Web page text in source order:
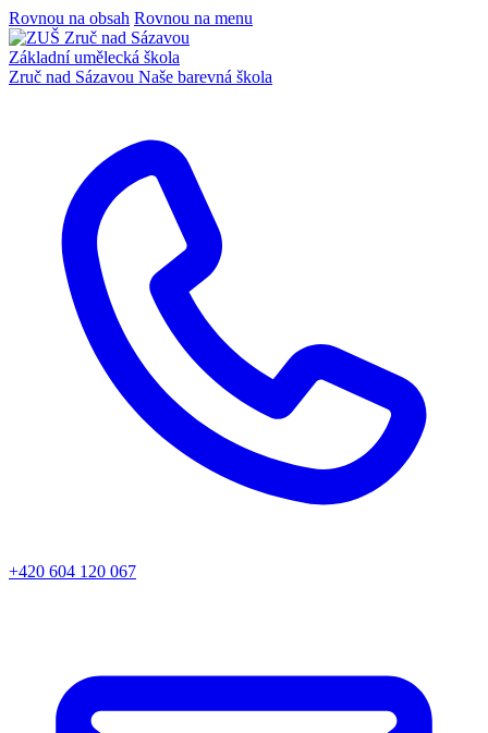
Rovnou na obsah Rovnou na menu
Základní umělecká škola
Zruč nad Sázavou Naše barevná škola
+420 604 120 067